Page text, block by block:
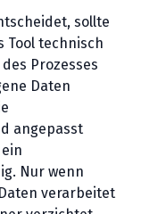
sollte
Tool technisch
Prozesses
Daten
angepasst
Nur wenn
verarbeitet